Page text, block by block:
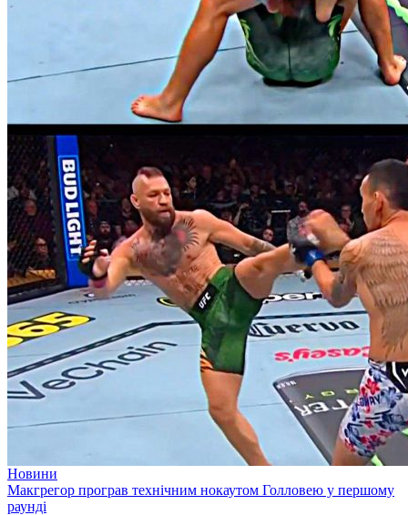
Новини
Макгрегор програв технічним нокаутом Голловею у першому
раунді